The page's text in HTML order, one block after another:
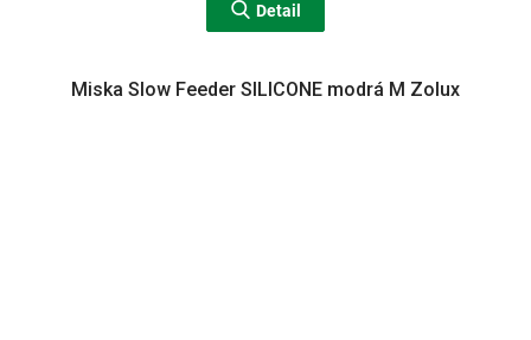
Detail
Miska Slow Feeder SILICONE modrá M Zolux